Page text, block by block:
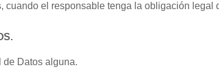
el responsable tenga la obligación legal
de Datos alguna.